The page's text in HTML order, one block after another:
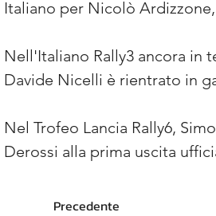
Italiano per Nicolò
Nell'Italiano Rally3 ancora in
Davide Nicelli è rientrato in
Nel Trofeo Lancia Rally6,
Derossi alla prima uscita
Precedente